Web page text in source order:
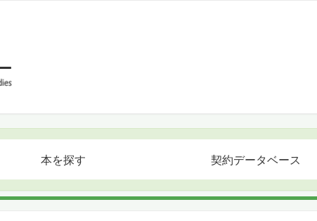
本を探す 契約データベース